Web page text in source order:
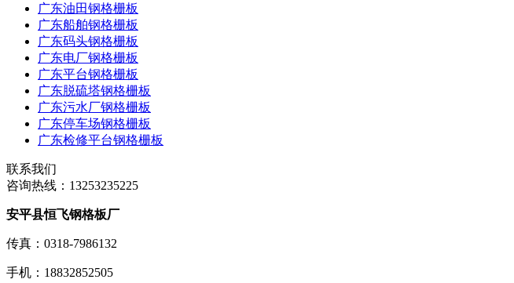
广东油田钢格栅板
广东船舶钢格栅板
广东码头钢格栅板
广东电厂钢格栅板
广东平台钢格栅板
广东脱硫塔钢格栅板
广东污水厂钢格栅板
广东停车场钢格栅板
广东检修平台钢格栅板
联系我们
咨询热线： 13253235225
安平县恒飞钢格板厂
传真：0318-7986132
手机：18832852505